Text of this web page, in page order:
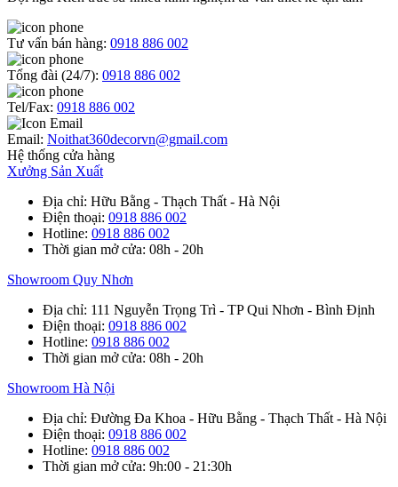
Tư vấn bán hàng: 0918 886 002
Tổng đài (24/7): 0918 886 002
Tel/Fax: 0918 886 002
Email: Noithat360decorvn@gmail.com
Hệ thống cửa hàng
Xưởng Sản Xuất
Địa chỉ: Hữu Bằng - Thạch Thất - Hà Nội
Điện thoại: 0918 886 002
Hotline: 0918 886 002
Thời gian mở cửa: 08h - 20h
Showroom Quy Nhơn
Địa chỉ: 111 Nguyễn Trọng Trì - TP Qui Nhơn - Bình Định
Điện thoại: 0918 886 002
Hotline: 0918 886 002
Thời gian mở cửa: 08h - 20h
Showroom Hà Nội
Địa chỉ: Đường Đa Khoa - Hữu Bằng - Thạch Thất - Hà Nội
Điện thoại: 0918 886 002
Hotline: 0918 886 002
Thời gian mở cửa: 9h:00 - 21:30h